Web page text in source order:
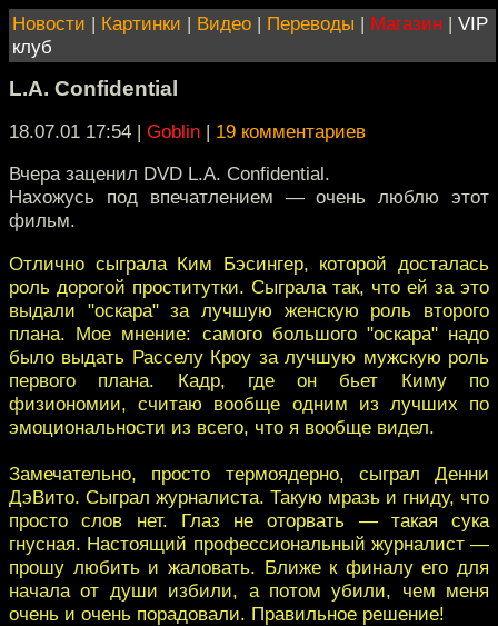
Новости | Картинки | Видео | Переводы | Магазин | VIP
клуб
L.A. Confidential
18.07.01 17:54 | Goblin | 19 комментариев
Вчера заценил DVD L.A. Confidential.
Нахожусь под впечатлением — очень люблю этот
фильм.
Отлично сыграла Ким Бэсингер, которой досталась
роль дорогой проститутки. Сыграла так, что ей за это
выдали "оскара" за лучшую женскую роль второго
плана. Мое мнение: самого большого "оскара" надо
было выдать Расселу Кроу за лучшую мужскую роль
первого плана. Кадр, где он бьет Киму по
физиономии, считаю вообще одним из лучших по
эмоциональности из всего, что я вообще видел.
Замечательно, просто термоядерно, сыграл Денни
ДэВито. Сыграл журналиста. Такую мразь и гниду, что
просто слов нет. Глаз не оторвать — такая сука
гнусная. Настоящий профессиональный журналист —
прошу любить и жаловать. Ближе к финалу его для
начала от души избили, а потом убили, чем меня
очень и очень порадовали. Правильное решение!